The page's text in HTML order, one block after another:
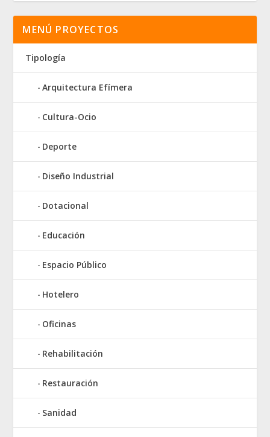
MENÚ PROYECTOS
Tipología
Arquitectura Efímera
Cultura-Ocio
Deporte
Diseño Industrial
Dotacional
Educación
Espacio Público
Hotelero
Oficinas
Rehabilitación
Restauración
Sanidad